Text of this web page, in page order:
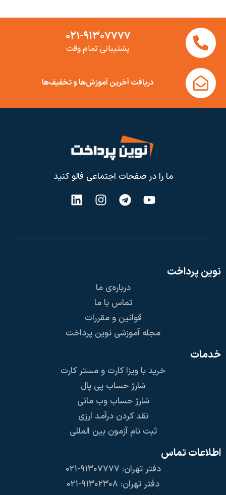
۰۲۱-۹۱۳۰۷۷۷۷
پشتیبانی تمام وقت
دریافت آخرین آموزش‌ها و تخفیف‌ها
ما را در صفحات اجتماعی فالو کنید
نوین پرداخت
درباره‌ی ما
تماس با ما
قوانین و مقررات
مجله آموزشی نوین پرداخت
خدمات
خرید با ویزا کارت و مستر کارت
شارژ حساب پی پال
شارژ حساب وب مانی
نقد کردن درآمد ارزی
ثبت نام آزمون بین المللی
اطلاعات تماس
دفتر تهران: ۹۱۳۰۷۷۷۷-۰۲۱
دفتر تهران: ۹۱۳۰۲۳۰۸-۰۲۱